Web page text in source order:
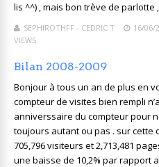
lis ^^) , mais bon trève de parlotte
SEPHIROTHFF - CEDRIC T 16/06/
VIEWS
Bilan 2008-2009
Bonjour à tous un an de plus en
compteur de visites bien rempli
anniverssaire du compteur pour
toujours autant ou pas . sur
705,796 visiteurs et 2,713,481
une baisse de 10,2% par rapport